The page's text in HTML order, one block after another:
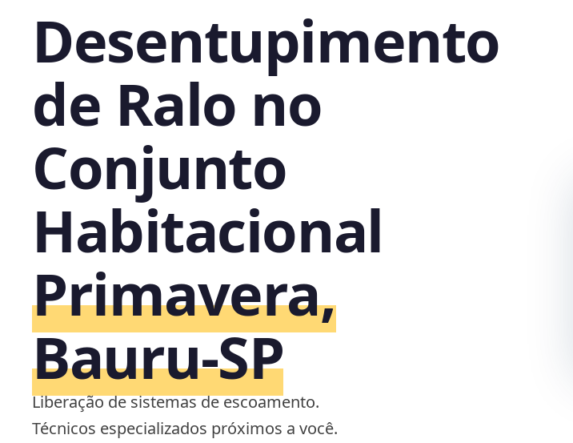
Desentupimento
de Ralo no
Conjunto
Habitacional
Primavera,
Bauru‑SP
Liberação de sistemas de escoamento.
Técnicos especializados próximos a você.